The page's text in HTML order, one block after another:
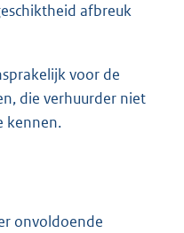
afbreuk
voor de
die verhuurder niet
kennen.
onvoldoende